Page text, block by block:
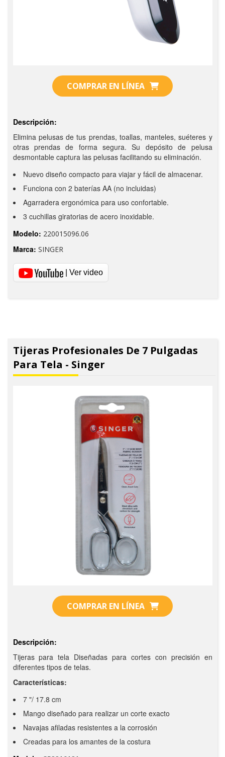
COMPRAR EN LÍNEA
Descripción:
Elimina pelusas de tus prendas, toallas, manteles, suéteres y
otras prendas de forma segura. Su depósito de pelusa
desmontable captura las pelusas facilitando su eliminación.
Nuevo diseño compacto para viajar y fácil de almacenar.
Funciona con 2 baterías AA (no incluidas)
Agarradera ergonómica para uso confortable.
3 cuchillas giratorias de acero inoxidable.
Modelo: 220015096.06
Marca: SINGER
| Ver video
Tijeras Profesionales De 7 Pulgadas
Para Tela - Singer
COMPRAR EN LÍNEA
Descripción:
Tijeras para tela Diseñadas para cortes con precisión en
diferentes tipos de telas.
Características:
7 "/ 17.8 cm
Mango diseñado para realizar un corte exacto
Navajas afiladas resistentes a la corrosión
Creadas para los amantes de la costura